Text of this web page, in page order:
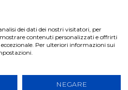
Reserved.
dei dati dei nostri visitatori, per
contenuti personalizzati e offrirti
Per ulteriori informazioni sui
NEGARE